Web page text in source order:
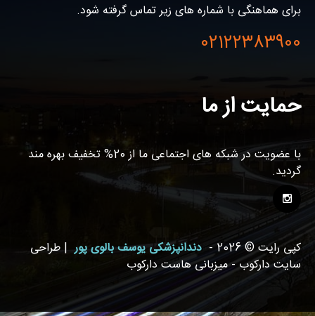
برای هماهنگی با شماره های زیر تماس گرفته شود.
02122383900
حمایت از ما
با عضویت در شبکه های اجتماعی ما از 20% تخفیف بهره مند
گردید.
کپی رایت © 2026 - دندانپزشکی یوسف بالوی پور | طراحی
سایت دارکوب - میزبانی هاست دارکوب